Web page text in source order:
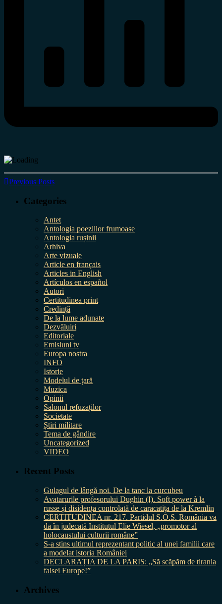
Previous Posts
Categories
Antet
Antologia poeziilor frumoase
Antologia rușinii
Arhiva
Arte vizuale
Article en français
Articles in English
Artículos en español
Autori
Certitudinea print
Credință
De la lume adunate
Dezvăluiri
Editoriale
Emisiuni tv
Europa nostra
INFO
Istorie
Modelul de țară
Muzica
Opinii
Salonul refuzaților
Societate
Știri militare
Tema de gândire
Uncategorized
VIDEO
Recent Posts
Gulagul de lângă noi. De la tanc la curcubeu
Avatarurile profesorului Dughin (I). Soft power à la
russe și disidența controlată de caracatița de la Kremlin
CERTITUDINEA nr. 217. Partidul S.O.S. România va
da în judecată Institutul Elie Wiesel, „promotor al
holocaustului culturii române”
S-a stins ultimul reprezentant politic al unei familii care
a modelat istoria României
DECLARAȚIA DE LA PARIS: „Să scăpăm de tirania
falsei Europe!”
Archives